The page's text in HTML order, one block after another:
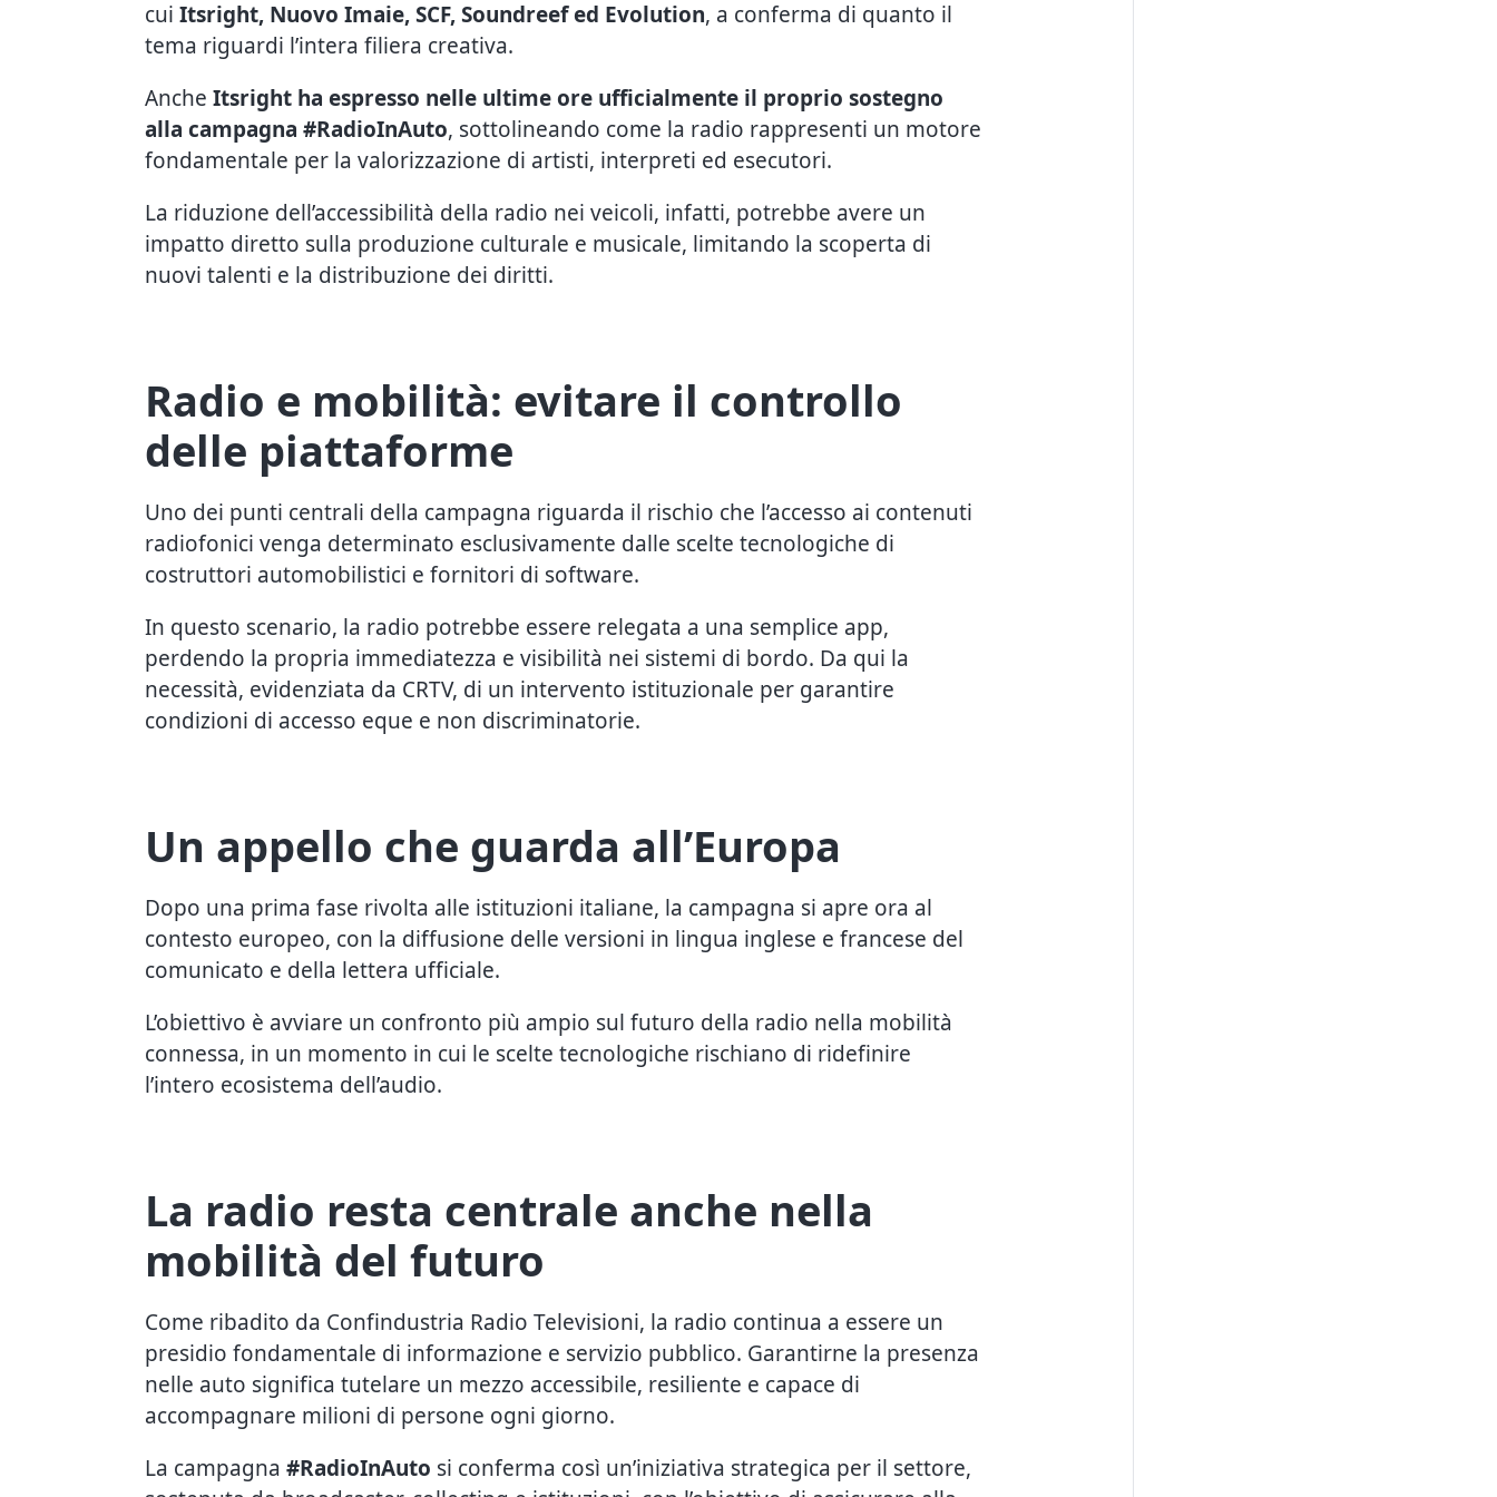
cui Itsright, Nuovo Imaie, SCF, Soundreef ed Evolution, a conferma di quanto il
tema riguardi l’intera filiera creativa.
Anche Itsright ha espresso nelle ultime ore ufficialmente il proprio sostegno
alla campagna #RadioInAuto, sottolineando come la radio rappresenti un motore
fondamentale per la valorizzazione di artisti, interpreti ed esecutori.
La riduzione dell’accessibilità della radio nei veicoli, infatti, potrebbe avere un
impatto diretto sulla produzione culturale e musicale, limitando la scoperta di
nuovi talenti e la distribuzione dei diritti.
Radio e mobilità: evitare il controllo
delle piattaforme
Uno dei punti centrali della campagna riguarda il rischio che l’accesso ai contenuti
radiofonici venga determinato esclusivamente dalle scelte tecnologiche di
costruttori automobilistici e fornitori di software.
In questo scenario, la radio potrebbe essere relegata a una semplice app,
perdendo la propria immediatezza e visibilità nei sistemi di bordo. Da qui la
necessità, evidenziata da CRTV, di un intervento istituzionale per garantire
condizioni di accesso eque e non discriminatorie.
Un appello che guarda all’Europa
Dopo una prima fase rivolta alle istituzioni italiane, la campagna si apre ora al
contesto europeo, con la diffusione delle versioni in lingua inglese e francese del
comunicato e della lettera ufficiale.
L’obiettivo è avviare un confronto più ampio sul futuro della radio nella mobilità
connessa, in un momento in cui le scelte tecnologiche rischiano di ridefinire
l’intero ecosistema dell’audio.
La radio resta centrale anche nella
mobilità del futuro
Come ribadito da Confindustria Radio Televisioni, la radio continua a essere un
presidio fondamentale di informazione e servizio pubblico. Garantirne la presenza
nelle auto significa tutelare un mezzo accessibile, resiliente e capace di
accompagnare milioni di persone ogni giorno.
La campagna #RadioInAuto si conferma così un’iniziativa strategica per il settore,